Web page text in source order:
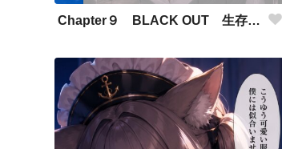
Chapter９ BLACK OUT 生存者側伴 緋聖の設定とストーリーに使用した画像